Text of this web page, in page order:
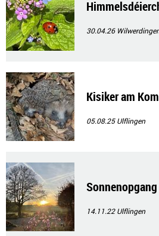
30.04.26
Kisiker am
05.08.25Ulflingen
14.11.22Ulflingen